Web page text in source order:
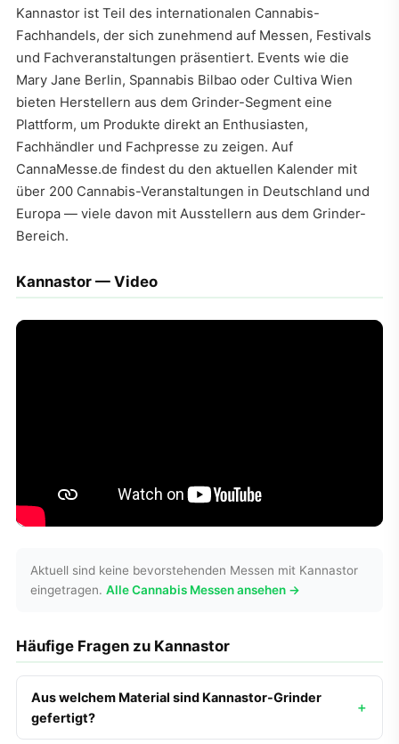
Kannastor ist Teil des internationalen Cannabis-
Fachhandels, der sich zunehmend auf Messen, Festivals
und Fachveranstaltungen präsentiert. Events wie die
Mary Jane Berlin, Spannabis Bilbao oder Cultiva Wien
bieten Herstellern aus dem Grinder-Segment eine
Plattform, um Produkte direkt an Enthusiasten,
Fachhändler und Fachpresse zu zeigen. Auf
CannaMesse.de findest du den aktuellen Kalender mit
über 200 Cannabis-Veranstaltungen in Deutschland und
Europa — viele davon mit Ausstellern aus dem Grinder-
Bereich.
Kannastor — Video
Aktuell sind keine bevorstehenden Messen mit Kannastor
eingetragen. Alle Cannabis Messen ansehen →
Häufige Fragen zu Kannastor
Aus welchem Material sind Kannastor-Grinder
gefertigt?